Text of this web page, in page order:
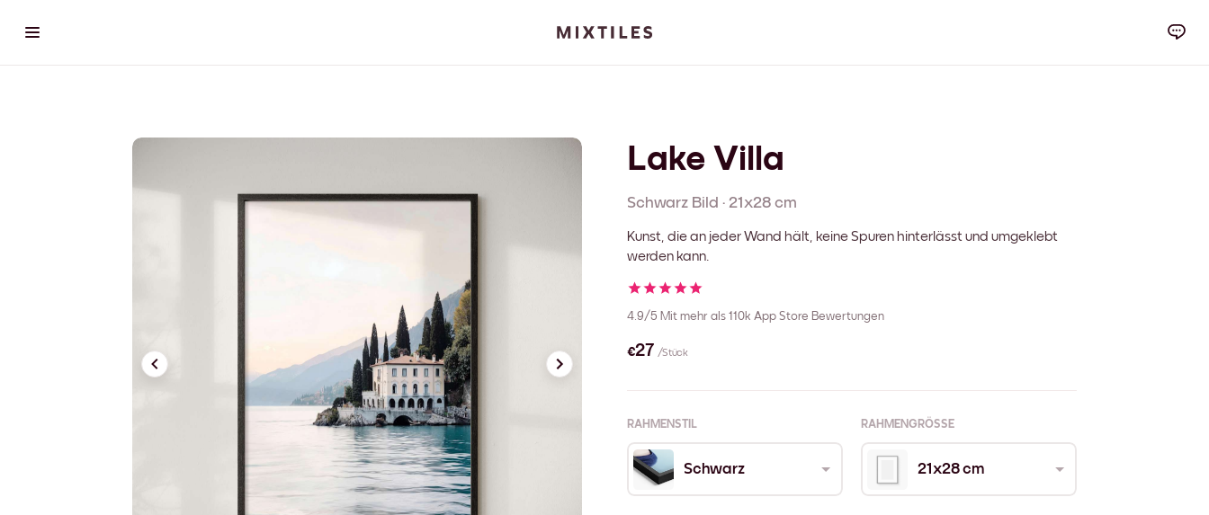
Lake Villa
Schwarz Bild · 21x28 cm
Kunst, die an jeder Wand hält, keine Spuren hinterlässt und umgeklebt
werden kann.
4.9/5 Mit mehr als 110k App Store Bewertungen
€27 /Stück
RAHMENSTIL RAHMENGRÖSSE
Schwarz 21x28 cm